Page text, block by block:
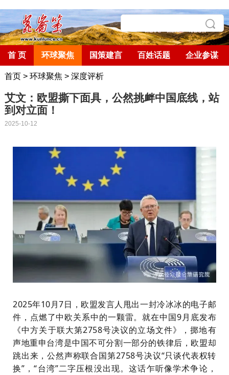
首 页 环球聚焦 国策建言 百姓话题 企业参谋
首页> 环球聚焦 > 深度评析
艾文：欧盟撕下面具，公然挑衅中国底线，站
到对立面！
2025-10-12
2025年10月7日 ， 欧盟发言人 甩出一封冷冰冰的电子邮
件 ，点燃了中欧关系中的一颗雷。就在中国9月 底发布
《中方关于联大第2758号决议的立场文件》 ，掷地有
声地重申台湾是中国不可分割一部分的铁律后 ， 欧盟却
跳出来 ，公然声称联合国第2758号决议“只谈代表权转
换” ，“台湾”二字压根没出现。这话乍听像学术争论 ，